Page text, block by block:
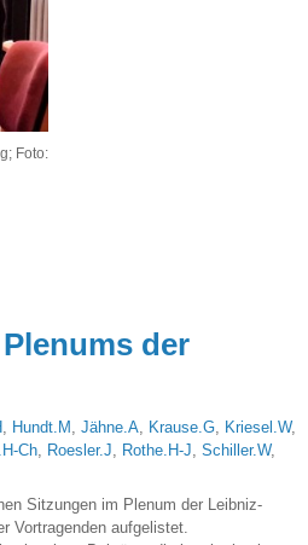
Foto:
der
Hundt.M Jähne.A Krause.G Kriesel.W,
Ch Roesler.J Rothe.H-J Schiller.W,
Sitzungen im Plenum der Leibniz-
Vortragenden aufgelistet.